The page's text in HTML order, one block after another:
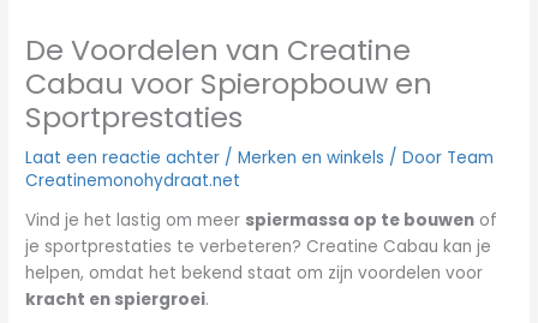
De Voordelen van Creatine
Cabau voor Spieropbouw en
Sportprestaties
Laat een reactie achter /Merken en winkels / Door Team
Creatinemonohydraat.net
Vind je het lastig om meer spiermassa op te bouwen of
je sportprestaties te verbeteren? Creatine Cabau kan je
helpen, omdat het bekend staat om zijn voordelen voor
kracht en spiergroei.